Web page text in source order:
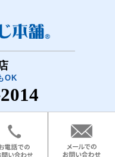
OK
師店 All Rights Reserved.